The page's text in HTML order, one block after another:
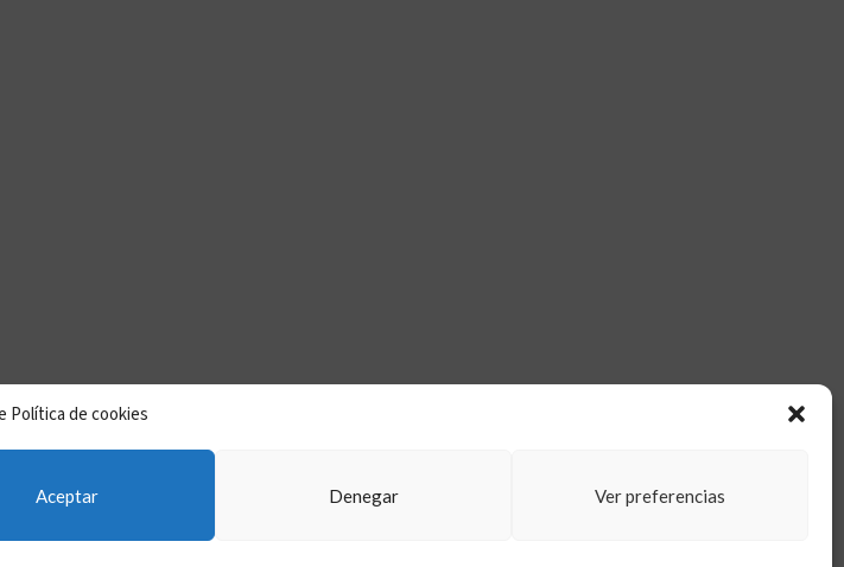
Política de cookies
Aceptar Denegar Ver preferencias
Descargo de Responsabilidad para Arquitecta Trotamundos